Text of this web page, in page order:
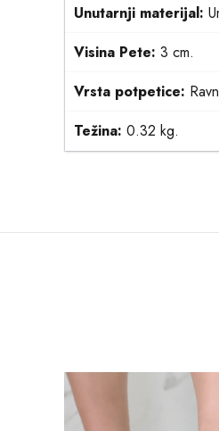
Unutarnji materijal:
Visina Pete: 3 cm.
Vrsta potpetice:
Težina: 0.32 kg.